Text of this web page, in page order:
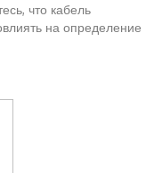
что кабель
на определение